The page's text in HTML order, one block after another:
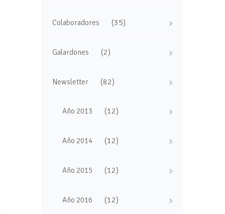
Colaboradores (35)
Galardones (2)
Newsletter (82)
Año 2013 (12)
Año 2014 (12)
Año 2015 (12)
Año 2016 (12)